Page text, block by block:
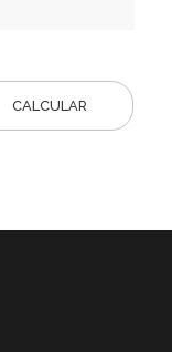
CALCULAR